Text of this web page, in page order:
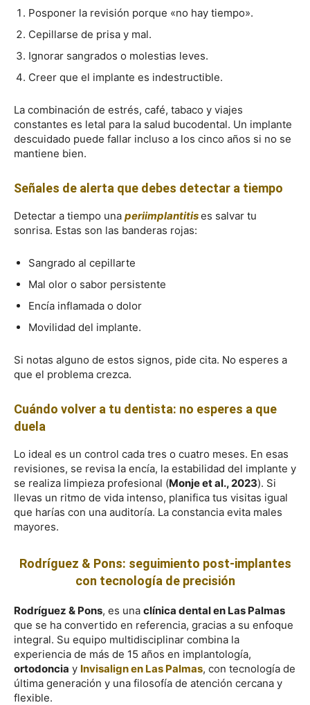
Posponer la revisión porque «no hay tiempo».
Cepillarse de prisa y mal.
Ignorar sangrados o molestias leves.
Creer que el implante es indestructible.
La combinación de estrés, café, tabaco y viajes
constantes es letal para la salud bucodental. Un implante
descuidado puede fallar incluso a los cinco años si no se
mantiene bien.
Señales de alerta que debes detectar a tiempo
Detectar a tiempo una periimplantitises salvar tu
sonrisa. Estas son las banderas rojas:
Sangrado al cepillarte
Mal olor o sabor persistente
Encía inflamada o dolor
Movilidad del implante.
Si notas alguno de estos signos, pide cita. No esperes a
que el problema crezca.
Cuándo volver a tu dentista: no esperes a que
duela
Lo ideal es un control cada tres o cuatro meses. En esas
revisiones, se revisa la encía, la estabilidad del implante y
se realiza limpieza profesional (Monje et al., 2023). Si
llevas un ritmo de vida intenso, planifica tus visitas igual
que harías con una auditoría. La constancia evita males
mayores.
Rodríguez & Pons: seguimiento post-implantes
con tecnología de precisión
Rodríguez & Pons, es una clínica dental en Las Palmas
que se ha convertido en referencia, gracias a su enfoque
integral. Su equipo multidisciplinar combina la
experiencia de más de 15 años en implantología,
ortodoncia y Invisalign en Las Palmas, con tecnología de
última generación y una filosofía de atención cercana y
flexible.